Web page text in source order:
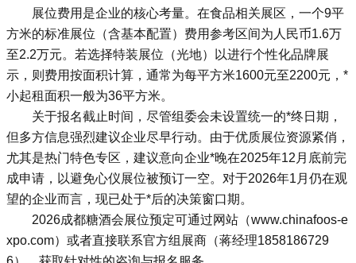
展位费用是企业的核心考量。在食品相关展区，一个9平
方米的标准展位（含基本配置）费用参考区间为人民币1.6万
至2.2万元。若选择特装展位（光地）以进行个性化品牌展
示，则费用按面积计算，通常为每平方米1600元至2200元，*
小起租面积一般为36平方米。
关于报名截止时间，尽管组委会未设置统一的*终日期，
但多方信息强烈建议企业尽早行动。由于优质展位资源紧俏，
尤其是热门特色专区，建议意向企业*晚在2025年12月底前完
成申请，以避免心仪展位被预订一空。对于2026年1月仍在观
望的企业而言，现已处于*后的决策窗口期。
2026成都糖酒会展位预定可通过网站（www.chinafoos-e
xpo.com）或者直接联系官方组展商（蒋经理1858186729